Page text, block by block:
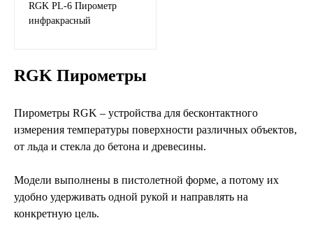
RGK PL-6 Пирометр
инфракрасный
RGK Пирометры
Пирометры RGK – устройства для бесконтактного
измерения температуры поверхности различных объектов,
от льда и стекла до бетона и древесины.
Модели выполнены в пистолетной форме, а потому их
удобно удерживать одной рукой и направлять на
конкретную цель.